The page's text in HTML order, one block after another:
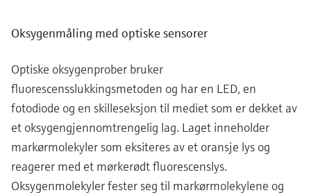
Oksygenmåling med optiske sensorer
Optiske oksygenprober bruker
fluorescensslukkingsmetoden og har en LED, en
fotodiode og en skilleseksjon til mediet som er dekket av
et oksygengjennomtrengelig lag. Laget inneholder
markørmolekyler som eksiteres av et oransje lys og
reagerer med et mørkerødt fluorescenslys.
Oksygenmolekyler fester seg til markørmolekylene og